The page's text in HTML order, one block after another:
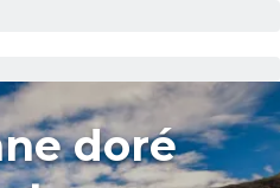
doré